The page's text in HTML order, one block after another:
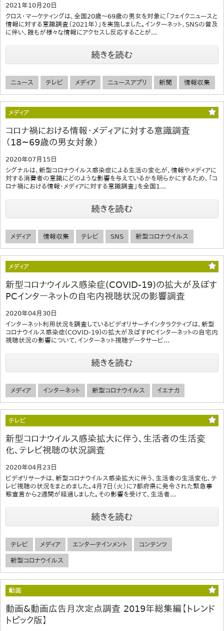
2021年10月20日
クロス・マーケティングは、全国20歳～69歳の男女を対象に「フェイクニュースと
情報に対する意識調査（2021年）」を実施しました。インターネット、SNSの普及
に伴い、誰もが様々な情報にアクセスし反応することが...
続きを読む
ニュース テレビ メディア ニュースアプリ 新聞 情報収集
メディア
コロナ禍における情報・メディアに対する意識調査
（18~69歳の男女対象）
2020年07月15日
シグナルは、新型コロナウイルス感染症による生活の変化が、情報やメディアに
対する消費者の意識にどのような影響を与えているかを明らかにするため、「コ
ロナ禍における情報・メディアに対する意識調査」を全国1...
続きを読む
メディア 情報収集 テレビ SNS 新型コロナウイルス
メディア
新型コロナウイルス感染症(COVID-19)の拡大が及ぼす
PCインターネットの自宅内視聴状況の影響調査
2020年04月30日
インターネット利用状況を調査しているビデオリサーチインタラクティブは、新型
コロナウイルス感染症(COVID-19)の拡大が及ぼすPCインターネットの自宅内
視聴状況の影響について、インターネット視聴データサービ...
続きを読む
メディア インターネット 新型コロナウイルス イエナカ
テレビ
新型コロナウイルス感染拡大に伴う、生活者の生活変
化、テレビ視聴の状況調査
2020年04月23日
ビデオリサーチは、新型コロナウイルス感染拡大に伴う、生活者の生活変化、テ
レビ視聴の状況をまとめました。4月7日（火）に7都府県に発令された緊急事
態宣言から2週間が経過しました。その影響を受けて、生活者...
続きを読む
テレビ メディア エンターテインメント コンテンツ
新型コロナウイルス
動画
動画&動画広告月次定点調査 2019年総集編【トレンド
トピック版】